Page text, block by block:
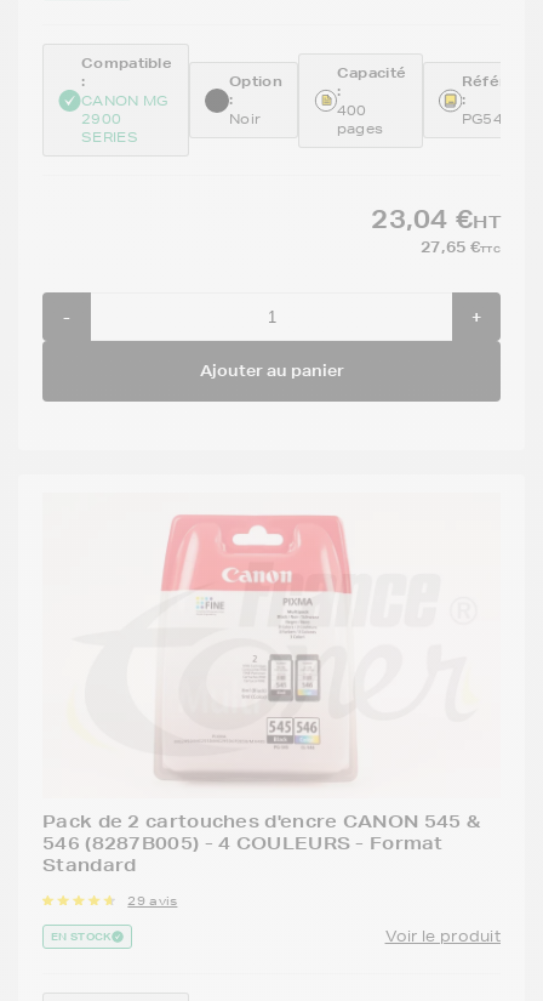
Compatible
:
CANON MG
2900
SERIES
Option
:
Noir
Capacité
:
400
pages
:
PG545XL
23,04 €HT
27,65 €TTC
- +
Ajouter au panier
Pack de 2 cartouches d'encre CANON 545 &
546 (8287B005) - 4 COULEURS - Format
Standard
29 avis
EN STOCK Voir le produit